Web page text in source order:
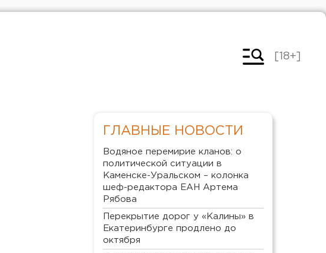
[18+]
ГЛАВНЫЕ НОВОСТИ
Водяное перемирие кланов: о
политической ситуации в
Каменске-Уральском – колонка
шеф-редактора ЕАН Артема
Рябова
Перекрытие дорог у «Калины» в
Екатеринбурге продлено до
октября